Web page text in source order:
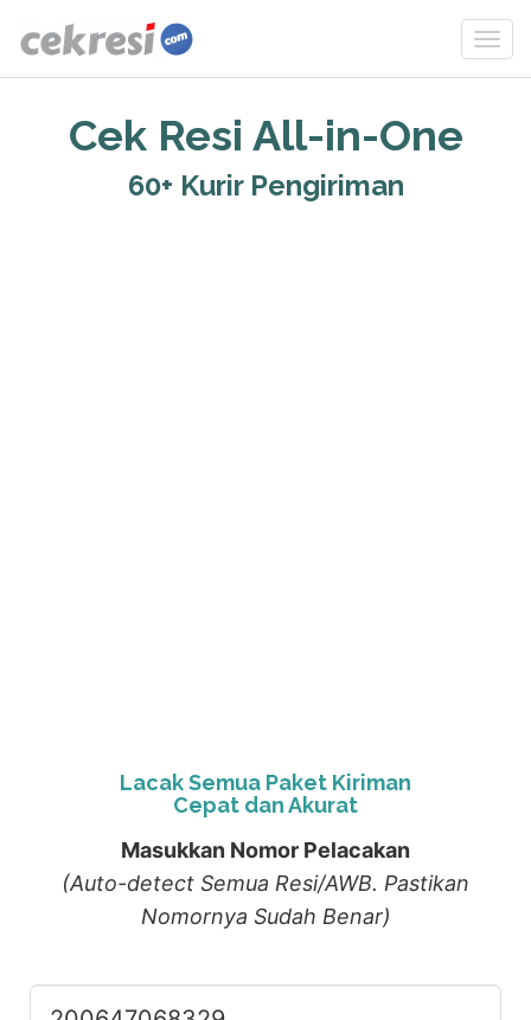
Cek Resi All-in-One
60+ Kurir Pengiriman
Lacak Semua Paket Kiriman
Cepat dan Akurat
Masukkan Nomor Pelacakan
(Auto-detect Semua Resi/AWB. Pastikan
Nomornya Sudah Benar)